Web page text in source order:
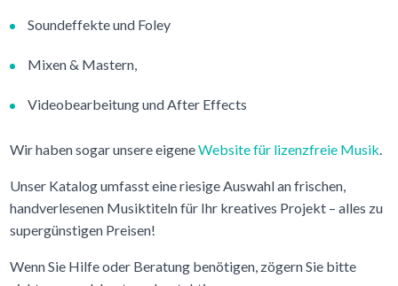
Soundeffekte und Foley
Mixen & Mastern,
Videobearbeitung und After Effects
Wir haben sogar unsere eigeneWebsite für lizenzfreie Musik.
Unser Katalog umfasst eine riesige Auswahl an frischen,
handverlesenen Musiktiteln für Ihr kreatives Projekt – alles zu
supergünstigen Preisen!
Wenn Sie Hilfe oder Beratung benötigen, zögern Sie bitte